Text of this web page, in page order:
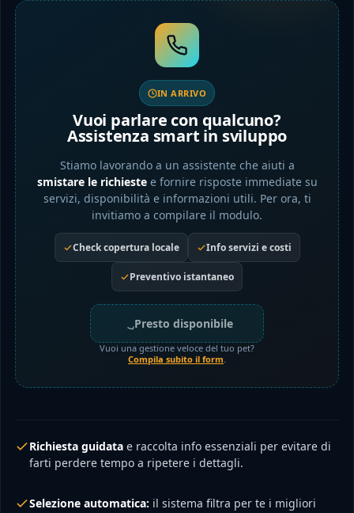
IN ARRIVO
Vuoi parlare con qualcuno?
Assistenza smart in sviluppo
Stiamo lavorando a un assistente che aiuti a
smistare le richiestee fornire risposte immediate su
servizi, disponibilità e informazioni utili. Per ora, ti
invitiamo a compilare il modulo.
Check copertura locale Info servizi e costi
Preventivo istantaneo
Presto disponibile
Vuoi una gestione veloce del tuo pet?
Compila subito il form.
Richiesta guidata e raccolta info essenziali per evitare di
farti perdere tempo a ripetere i dettagli.
Selezione automatica: il sistema filtra per te i migliori